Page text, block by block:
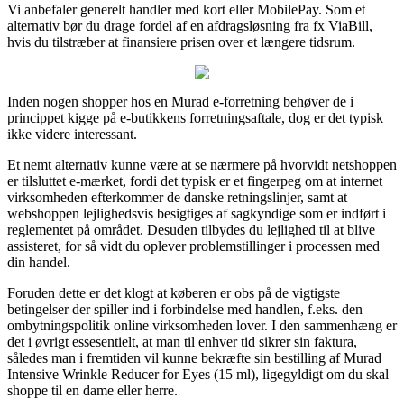
Vi anbefaler generelt handler med kort eller MobilePay. Som et
alternativ bør du drage fordel af en afdragsløsning fra fx ViaBill,
hvis du tilstræber at finansiere prisen over et længere tidsrum.
Inden nogen shopper hos en Murad e-forretning behøver de i
princippet kigge på e-butikkens forretningsaftale, dog er det typisk
ikke videre interessant.
Et nemt alternativ kunne være at se nærmere på hvorvidt netshoppen
er tilsluttet e-mærket, fordi det typisk er et fingerpeg om at internet
virksomheden efterkommer de danske retningslinjer, samt at
webshoppen lejlighedsvis besigtiges af sagkyndige som er indført i
reglementet på området. Desuden tilbydes du lejlighed til at blive
assisteret, for så vidt du oplever problemstillinger i processen med
din handel.
Foruden dette er det klogt at køberen er obs på de vigtigste
betingelser der spiller ind i forbindelse med handlen, f.eks. den
ombytningspolitik online virksomheden lover. I den sammenhæng er
det i øvrigt essesentielt, at man til enhver tid sikrer sin faktura,
således man i fremtiden vil kunne bekræfte sin bestilling af Murad
Intensive Wrinkle Reducer for Eyes (15 ml), ligegyldigt om du skal
shoppe til en dame eller herre.